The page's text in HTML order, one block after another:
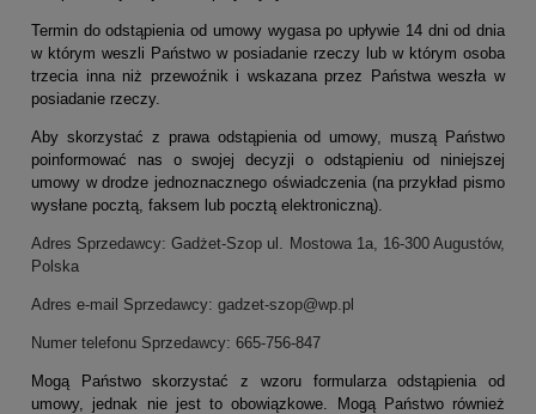
Termin do odstąpienia od umowy wygasa po upływie 14 dni od dnia
w którym weszli Państwo w posiadanie rzeczy lub w którym osoba
trzecia inna niż przewoźnik i wskazana przez Państwa weszła w
posiadanie rzeczy.
Aby skorzystać z prawa odstąpienia od umowy, muszą Państwo
poinformować nas o swojej decyzji o odstąpieniu od niniejszej
umowy w drodze jednoznacznego oświadczenia (na przykład pismo
wysłane pocztą, faksem lub pocztą elektroniczną).
Adres Sprzedawcy: Gadżet-Szop ul. Mostowa 1a, 16-300 Augustów,
Polska
Adres e-mail Sprzedawcy: gadzet-szop@wp.pl
Numer telefonu Sprzedawcy: 665-756-847
Mogą Państwo skorzystać z wzoru formularza odstąpienia od
umowy, jednak nie jest to obowiązkowe. Mogą Państwo również